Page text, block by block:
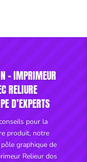
- IMPRIMEUR
RELIURE
D’EXPERTS
pour la
produit, notre
graphique de
Relieur dos